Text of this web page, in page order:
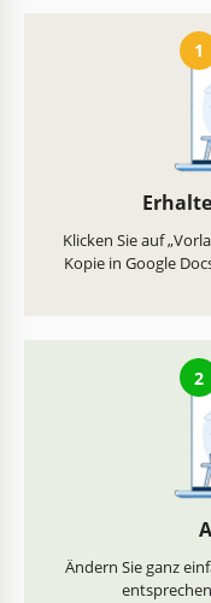
1
Klicken Sie auf
Kopie in Google
2
Ändern Sie ganz